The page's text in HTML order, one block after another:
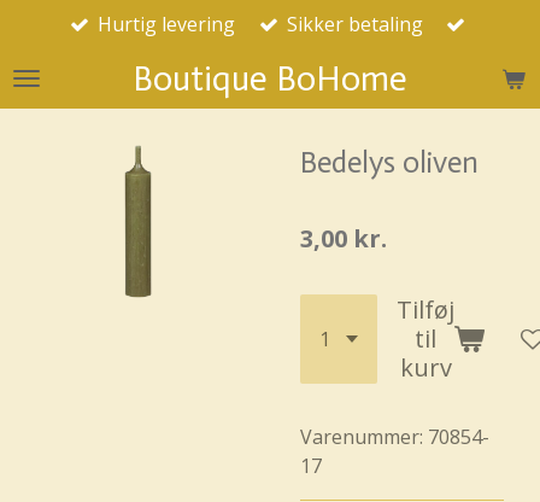
Spring
hovedindhold Boutique BoHome
Hurtig levering Sikker betaling
Bedelys oliven
3,00 kr.
Tilføj
til
kurv
Varenummer: 70854-
17